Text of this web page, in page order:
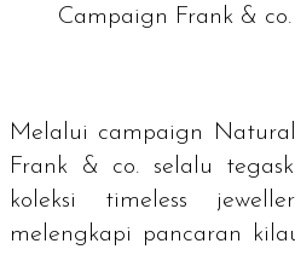
Campaign Frank &
Melalui campaign
Frank & co. selalu
koleksi timeless
melengkapi pancaran